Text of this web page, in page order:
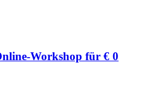
Workshop für € 0